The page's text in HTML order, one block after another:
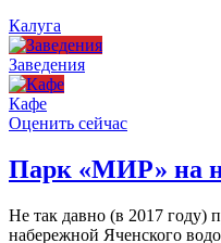
Калуга
Заведения
Кафе
Оценить сейчас
Парк «МИР» на
Не так давно (в 2017 году)
набережной Яченского